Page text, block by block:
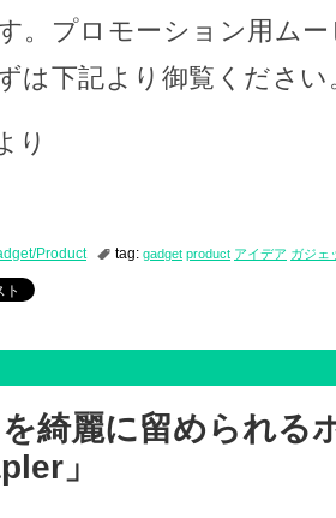
。プロモーション用ム
は下記より御覧ください
り
Product tag: gadget product アイデア ガジェ
綺麗に留められる
」